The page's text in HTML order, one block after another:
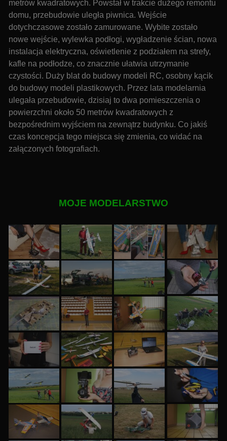
metrów kwadratowych. Powstał w trakcie dużego remontu
domu, przebudowie uległa piwnica. Wejście
dotychczasowe zostało zamurowane. Wybite zostało
nowe wejście, wylewka podłogi, wygładzenie ścian, nowa
instalacja elektryczna, oświetlenie z podziałem na strefy,
kafle na podłodze, co znacznie ułatwia utrzymanie
czystości. Duży blat do budowy modeli RC, osobny kącik
do budowy modeli plastikowych. Przez lata modelarnia
ulegała przebudowie, dzisiaj to dwa pomieszczenia o
powierzchni około 50 metrów kwadratowych z
bezpośrednim wyjściem na zewnątrz budynku. Co jakiś
czas koncepcja tego miejsca się zmienia, co widać na
załączonych fotografiach.
MOJE MODELARSTWO